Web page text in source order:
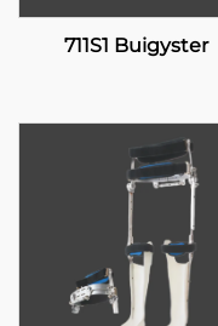
711S1 Buigyster